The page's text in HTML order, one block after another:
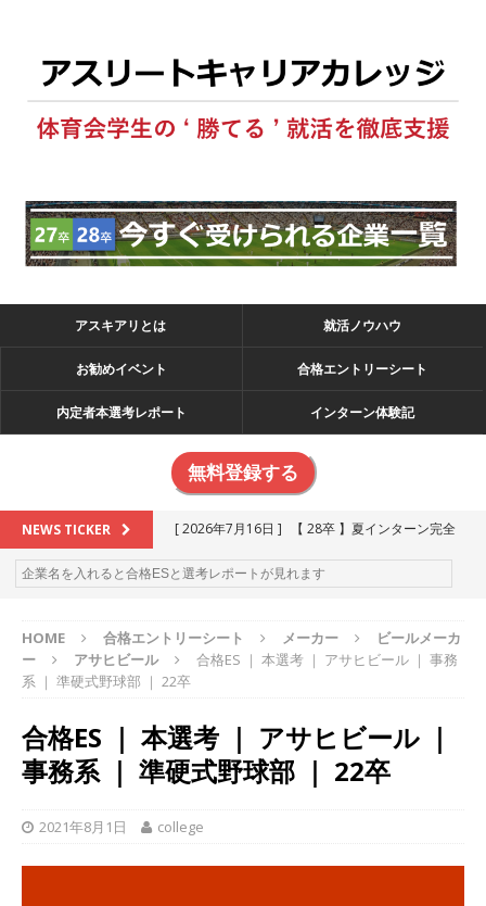
アスキアリとは 就活ノウハウ
お勧めイベント 合格エントリーシート
内定者本選考レポート インターン体験記
無料登録する
NEWS TICKER [ 2026年7月16日 ]
【 28卒 】夏インターン完全
攻略セミナー ｜ 予約フォーム
お勧めイベン
[ 2026年6月13日 ] ≪ 27卒 ≫アスキヤリ個人相
談｜予約フォーム
る優良企業一覧（26社）
体育会積極採用企業
[ 2026年5月16日 ] 【 2028卒 】 今すぐ受けられ
る優良企業一覧（18社）
HOME 合格エントリーシート メーカー
ビールメーカ
ー
アサヒビール
合格ES ｜ 本選考 ｜ アサヒビール ｜ 事務
系 ｜ 準硬式野球部 ｜ 22卒
合格ES ｜ 本選考 ｜ アサヒビール ｜
事務系 ｜ 準硬式野球部 ｜ 22卒
2021年8月1日 college